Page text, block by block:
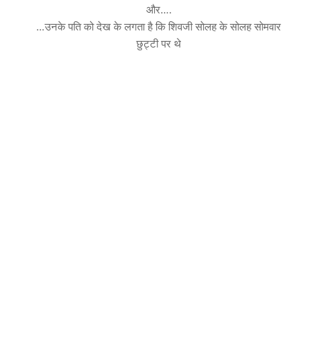
और….
…उनके पति को देख के लगता है कि शिवजी सोलह के सोलह सोमवार
छुट्टी पर थे